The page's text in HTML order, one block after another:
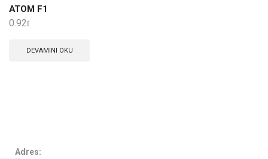
ATOM F1
0.92
DEVAMINI OKU
Adres: